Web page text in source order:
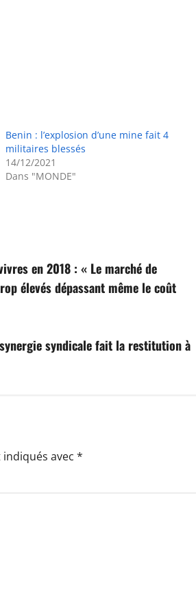
Benin : l’explosion d’une mine fait 4
militaires blessés
14/12/2021
Dans "MONDE"
en 2018 : « Le marché de
élevés dépassant même le coût
syndicale fait la restitution à
avec *